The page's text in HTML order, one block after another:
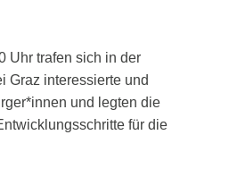
Uhr trafen sich in der
Graz interessierte und
und legten die
für die